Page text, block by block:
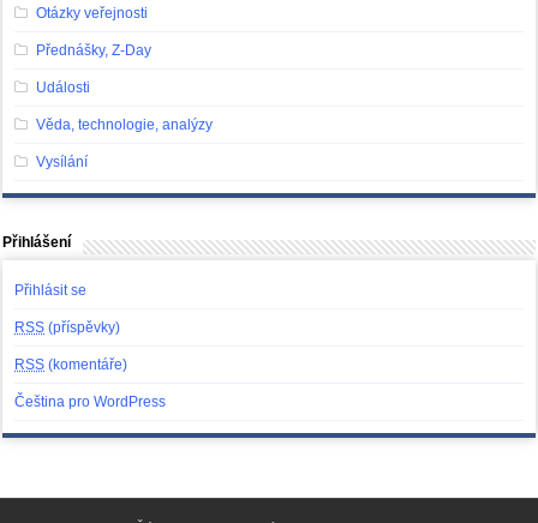
Otázky veřejnosti
Přednášky, Z-Day
Události
Věda, technologie, analýzy
Vysílání
Přihlášení
Přihlásit se
RSS (příspěvky)
RSS (komentáře)
Čeština pro WordPress